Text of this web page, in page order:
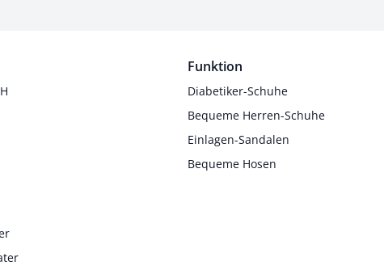
Funktion
Diabetiker-Schuhe
Bequeme Herren-Schuhe
Einlagen-Sandalen
Bequeme Hosen